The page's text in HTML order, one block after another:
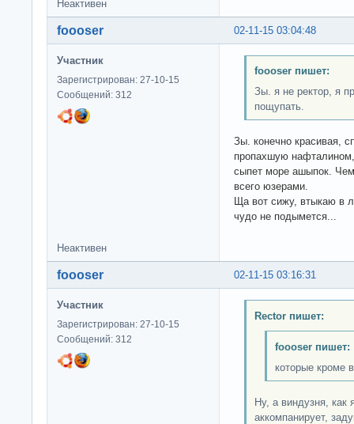
Неактивен
02-11-15 03:04:48
foooser
Участник
Зарегистрирован: 27-10-15
Сообщений: 312
foooser пишет:
Зы. я не ректор, я
пощупать.
Зы. конечно красивая,
пропахшую
сыпет море ашыпок. Чем
всего юзерами.
Ща вот сижу, втыкаю в
чудо не подымется...
Неактивен
02-11-15 03:16:31
foooser
Участник
Зарегистрирован: 27-10-15
Сообщений: 312
Rector пишет:
foooser пишет:
которые кроме
Ну, а виндузня, как
аккомпанирует,